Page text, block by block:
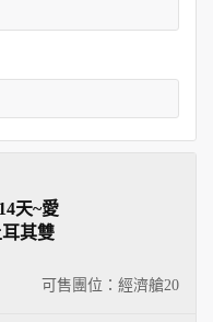
可售團位：經濟艙20
天~愛
其雙